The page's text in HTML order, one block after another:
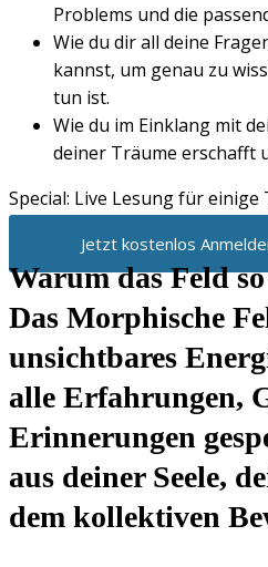
Problems und die
Wie du dir all deine
kannst, um genau zu
tun ist.
Wie du im Einklang mit
deiner Träume erschafft
Special: Live Lesung für
Jetzt kostenlos
Warum das Feld
Das Morphische
unsichtbares
alle Erfahrungen,
Erinnerungen
aus deiner Seele,
dem kollektiven